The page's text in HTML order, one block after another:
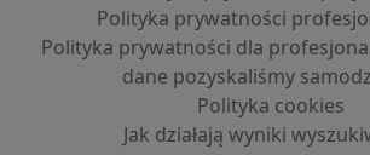
Polityka prywatności
Polityka prywatności dla
dane pozyskaliśmy
Polityka cookies
Jak działają wyniki